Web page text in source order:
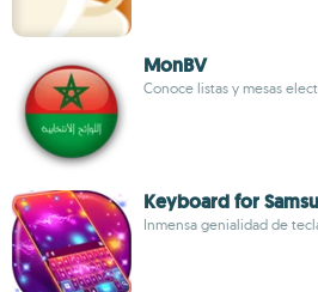
MonBV
Conoce listas y mesas
Keyboard for
Inmensa genialidad de